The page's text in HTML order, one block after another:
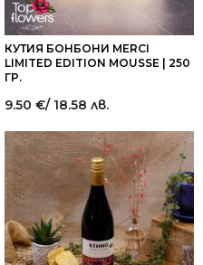
КУТИЯ БОНБОНИ MERCI
LIMITED EDITION MOUSSE | 250
ГР.
9.50 €/ 18.58 лв.